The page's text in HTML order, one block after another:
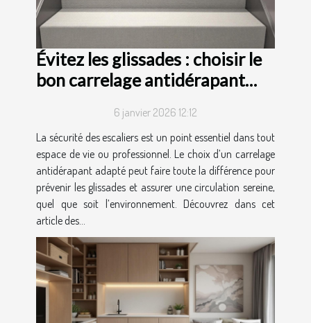
Évitez les glissades : choisir le
bon carrelage antidérapant
6 janvier 2026 12:12
La sécurité des escaliers est un point essentiel dans tout
espace de vie ou professionnel. Le choix d’un carrelage
antidérapant adapté peut faire toute la différence pour
prévenir les glissades et assurer une circulation sereine,
quel que soit l’environnement. Découvrez dans cet
article des...